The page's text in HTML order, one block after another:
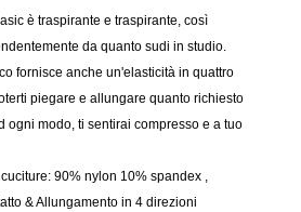
è traspirante e traspirante, così
da quanto sudi in studio.
fornisce anche un'elasticità in quattro
piegare e allungare quanto richiesto
ogni modo, ti sentirai compresso e a tuo
90% nylon 10% spandex ,
& Allungamento in 4 direzioni